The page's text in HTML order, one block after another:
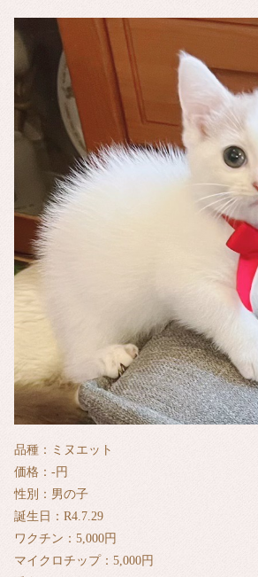
品種：ミヌエット
価格：‐円
性別：男の子
誕生日：R4.7.29
ワクチン：5,000円
マイクロチップ：5,000円